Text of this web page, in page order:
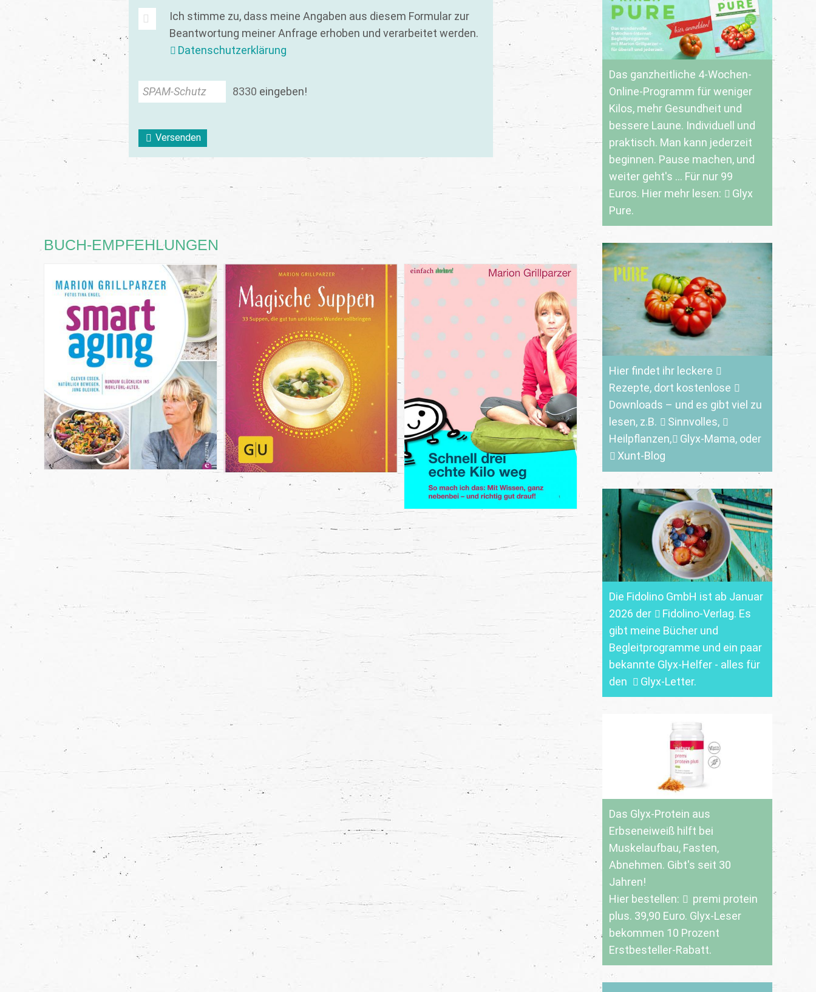
Das ganzheitliche 4-Wochen-
Online-Programm für weniger
Kilos, mehr Gesundheit und
bessere Laune. Individuell und
praktisch. Man kann jederzeit
beginnen. Pause machen, und
weiter geht's ... Für nur 99
Euros. Hier mehr lesen:
Glyx
Pure.
Hier findet ihr leckere
Rezepte, dort kostenlose
Downloads – und es gibt viel zu
lesen, z.B.
Sinnvolles,
Heilpflanzen,
Glyx-Mama, oder
Xunt-Blog
Die Fidolino GmbH ist ab Januar
2026 der
Fidolino-Verlag. Es
gibt meine Bücher und
Begleitprogramme und ein paar
bekannte Glyx-Helfer - alles für
den
Glyx-Letter.
Das Glyx-Protein aus
Erbseneiweiß hilft bei
Muskelaufbau, Fasten,
Abnehmen. Gibt's seit 30
Jahren!
Hier bestellen:
premi protein
plus. 39,90 Euro. Glyx-Leser
bekommen 10 Prozent
Erstbesteller-Rabatt.
Ich stimme zu, dass meine Angaben aus diesem Formular zur
Beantwortung meiner Anfrage erhoben und verarbeitet werden.
Datenschutzerklärung
SPAM-Schutz 8330 eingeben!
Versenden
BUCH-EMPFEHLUNGEN